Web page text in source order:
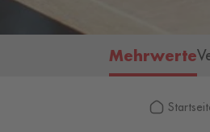
Mehrwerte